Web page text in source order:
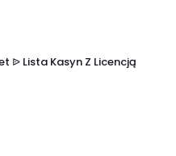
ᐉ Lista Kasyn Z Licencją